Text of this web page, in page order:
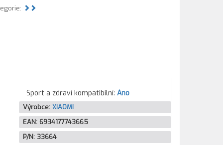
Sport a zdraví kompatibilní: Ano
Výrobce: XIAOMI
EAN: 6934177743665
P/N: 33664